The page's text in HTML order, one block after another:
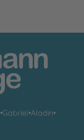
•Gabriel•Aladin•